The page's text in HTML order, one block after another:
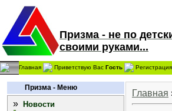
Призма - не по
своими руками...
Главная Приветствую Вас Гость Регистрация
Призма - Меню
»
Новости
Главная